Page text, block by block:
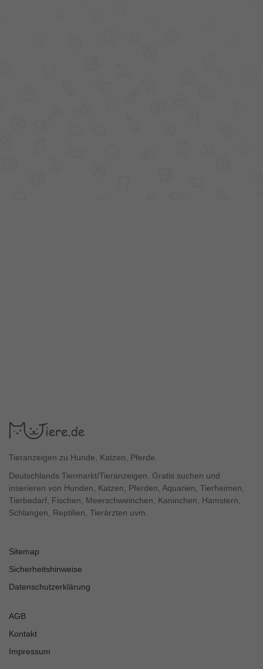
Tieranzeigen zu Hunde, Katzen, Pferde.
Deutschlands Tiermarkt/Tieranzeigen. Gratis suchen und
inserieren von Hunden, Katzen, Pferden, Aquarien, Tierheimen,
Tierbedarf, Fischen, Meerschweinchen, Kaninchen, Hamstern,
Schlangen, Reptilien, Tierärzten uvm.
Sitemap
Sicherheitshinweise
Datenschutzerklärung
AGB
Kontakt
Impressum